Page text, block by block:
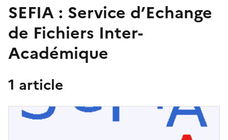
SEFIA : Service d’Echange
de Fichiers Inter-
Académique
1 article